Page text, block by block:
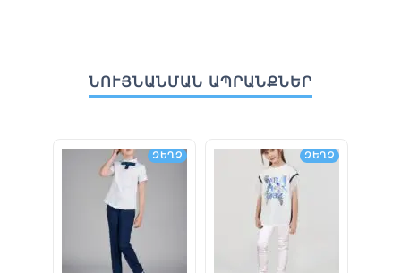
ՆՈՒՅՆԱՆՄԱՆ ԱՊՐԱՆՔՆԵՐ
ԶԵՂՉ ԶԵՂՉ